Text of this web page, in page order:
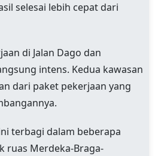
selesai lebih cepat dari
di Jalan Dago dan
intens. Kedua kawasan
dari paket pekerjaan yang
terbagi dalam beberapa
ruas Merdeka-Braga-